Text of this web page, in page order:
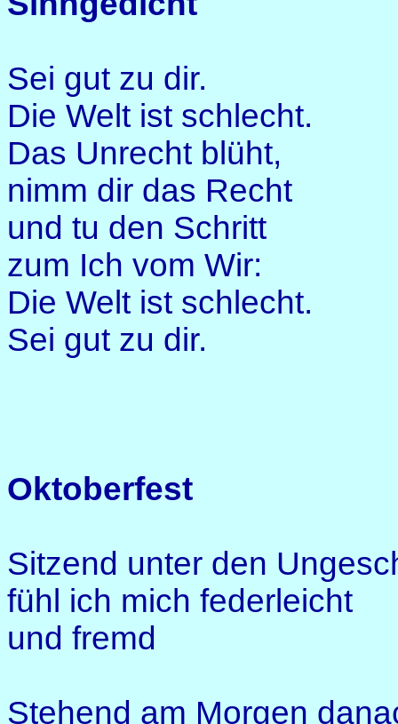
Sei gut zu dir.
Die Welt ist schlecht.
Das Unrecht blüht,
nimm dir das Recht
und tu den Schritt
zum Ich vom Wir:
Die Welt ist schlecht.
Sei gut zu dir.
Oktoberfest
Sitzend unter den
fühl ich mich federleicht
und fremd
Stehend am Morgen